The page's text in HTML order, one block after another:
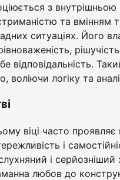
з
та вмінням
ситуаціях. Його
рішучість
відповідальність.
воліючи логіку та
віці часто проявляє
і
і серйозніший
любов до